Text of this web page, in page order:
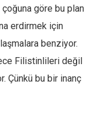
göre bu plan
erdirmek için
benziyor.
Filistinlileri değil
Çünkü bu bir inanç